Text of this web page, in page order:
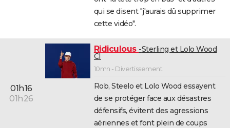
Carte de Noël
Carte Bonne année
Carte Saint-Valentin
Carte Pâques
Carte d'anniversaire
DICTIONNAIRE
qui se disent "j'aurais dû supprimer
cette vidéo".
01h16
01h26
Ridiculous Sterling et Lolo Wood
CI
10mn - Divertissement
Rob, Steelo et Lolo Wood essayent
de se protéger face aux désastres
défensifs, évitent des agressions
aériennes et font plein de coups